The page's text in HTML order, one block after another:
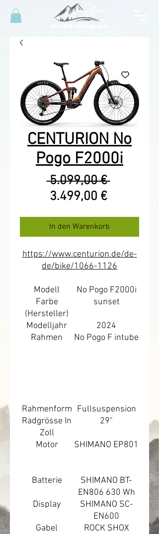
CENTURION No
Pogo F2000i
5.099,00 €
3.499,00 €Sale-
In den Warenkorb
https://www.centurion.de/de-
de/bike/1066-1126
Modell
No Pogo F2000i
Farbe
(Hersteller)
sunset
Modelljahr
2024
Rahmen
No Pogo F intube
Rahmenform Fullsuspension
Radgrösse In
Zoll
29"
Motor SHIMANO EP801
Batterie
SHIMANO BT-
EN806 630 Wh
Display
SHIMANO SC-
EN600
Gabel
ROCK SHOX